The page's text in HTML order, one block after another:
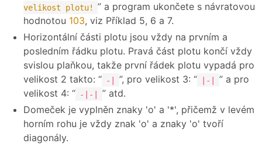
velikost plotu!
” a program ukončete s návratovou
hodnotou 103, viz Příklad 5, 6 a 7.
Horizontální části plotu jsou vždy na prvním a
posledním řádku plotu. Pravá část plotu končí vždy
svislou plaňkou, takže první řádek plotu vypadá pro
velikost 2 takto: “ -| ”, pro velikost 3: “ |-|
” a pro
velikost 4: “ -|-|
” atd.
Domeček je vyplněn znaky 'o' a '*', přičemž v levém
horním rohu je vždy znak 'o' a znaky 'o' tvoří
diagonály.